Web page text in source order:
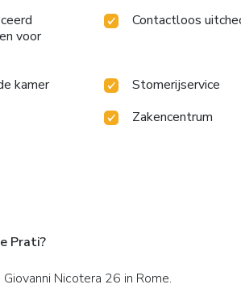
voor
Contactloos
kamer Stomerijservice
Zakencentrum
Prati?
Nicotera 26 in Rome.